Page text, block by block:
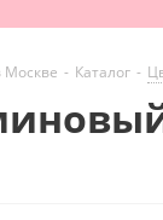
Москве - Каталог -